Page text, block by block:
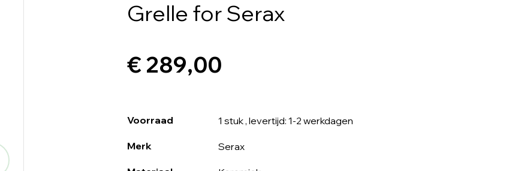
Grelle for Serax
€ 289,00
Voorraad 1 stuk, levertijd: 1-2 werkdagen
Merk Serax